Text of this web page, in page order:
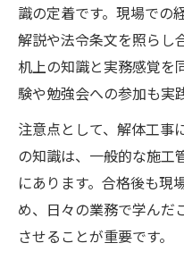
識の定着です。現場での
解説や法令条文を照らし
机上の知識と実務感覚を
験や勉強会への参加も実
注意点として、解体工事
の知識は、一般的な施工
にあります。合格後も現
め、日々の業務で学んだ
させることが重要です。